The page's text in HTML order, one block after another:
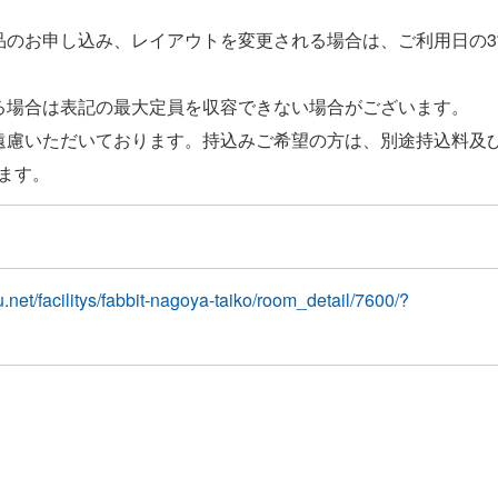
お申し込み、レイアウトを変更される場合は、ご利用日の
合は表記の最大定員を収容できない場合がございます。
いただいております。持込みご希望の方は、別途持込料及
facilitys/fabbit-nagoya-taiko/room_detail/7600/?